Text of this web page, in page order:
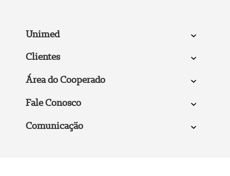
Unimed
Clientes
Área do Cooperado
Fale Conosco
Comunicação